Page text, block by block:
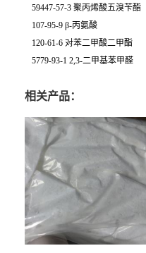
59447-57-3 聚丙烯酸五溴苄酯
107-95-9 β-丙氨酸
120-61-6 对苯二甲酸二甲酯
5779-93-1 2,3-二甲基苯甲醛
相关产品：